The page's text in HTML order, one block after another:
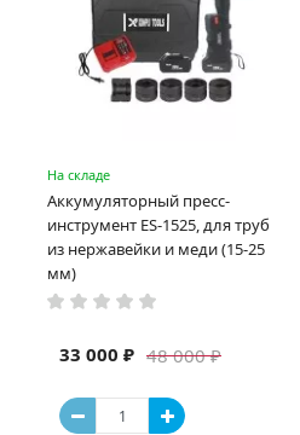
На складе
Аккумуляторный пресс-
инструмент ES-1525, для труб
из нержавейки и меди (15-25
мм)
48 000 ₽
33 000 ₽